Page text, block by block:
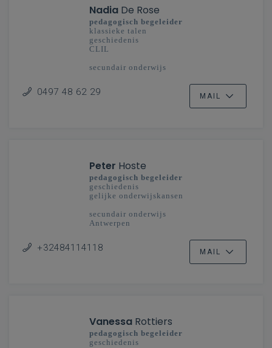
Nadia De Rose
pedagogisch begeleider
klassieke talen
geschiedenis
CLIL
secundair onderwijs
0497 48 62 29 MAIL
Peter Hoste
pedagogisch begeleider
geschiedenis
gelijke onderwijskansen
secundair onderwijs
Antwerpen
+32484114118 MAIL
Vanessa Rottiers
pedagogisch begeleider
geschiedenis